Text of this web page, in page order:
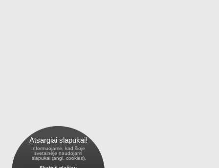
Atsargiai slapukai!
Informuojame, kad šioje
svetainėje naudojami
slapukai (angl. cookies).